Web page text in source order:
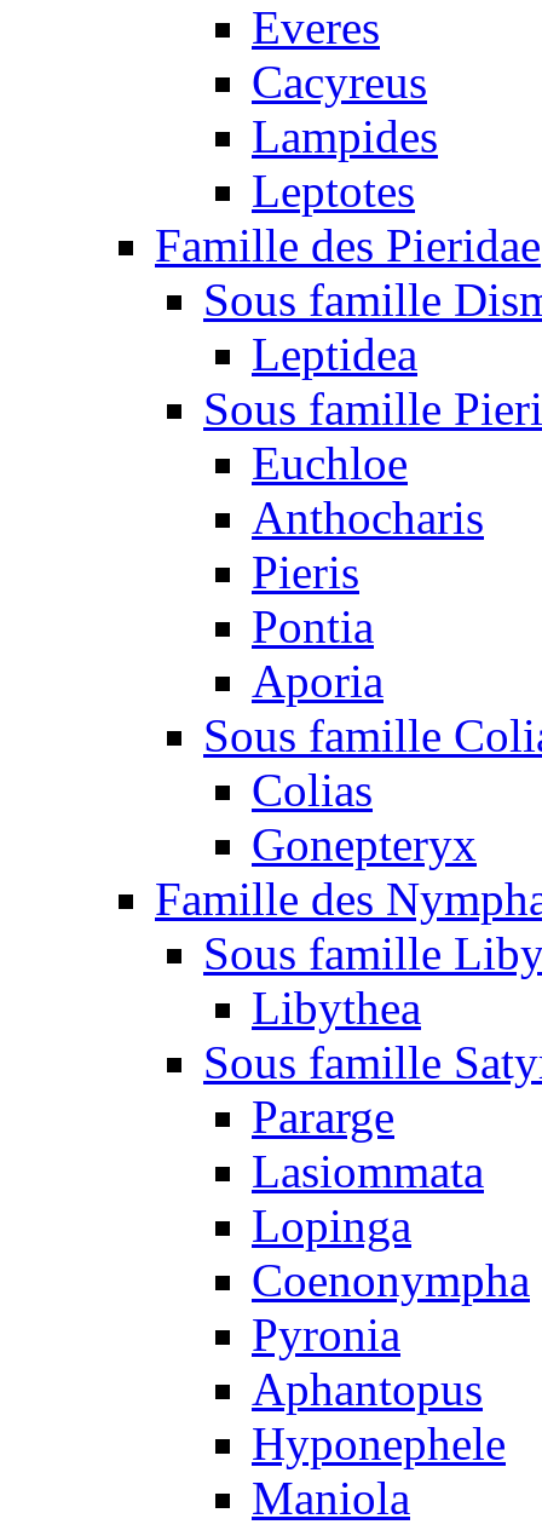
Everes
Cacyreus
Lampides
Leptotes
Famille des Pieridae
Sous famille
Leptidea
Sous famille
Euchloe
Anthocharis
Pieris
Pontia
Aporia
Sous famille
Colias
Gonepteryx
Famille des
Sous famille
Libythea
Sous famille
Pararge
Lasiommata
Lopinga
Coenonympha
Pyronia
Aphantopus
Hyponephele
Maniola